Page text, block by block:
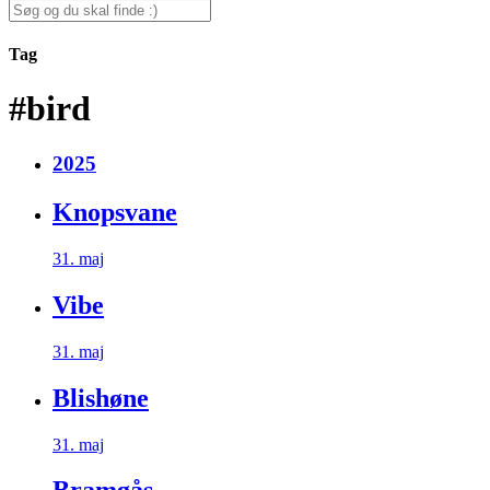
for:
Search
for:
Tag
#bird
2025
Knopsvane
31. maj
Vibe
31. maj
Blishøne
31. maj